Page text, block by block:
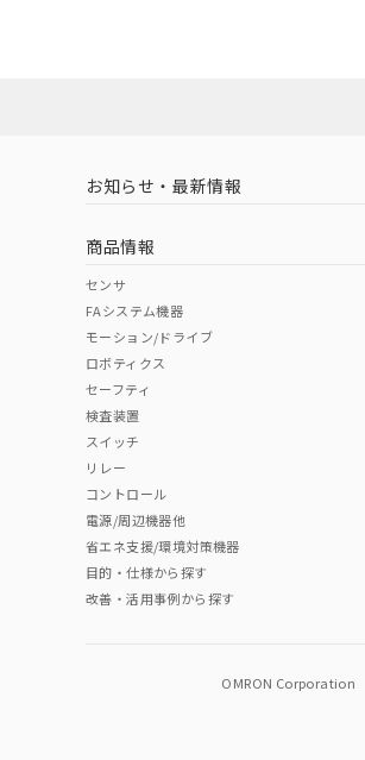
中国 RoHS 注意事項・凡例
中国 RoHS表
Pb Hg
"対応済み"や非含有の記載がされた
非含有品が必要な際は、弊社営業部
お知らせ・最新情報
商品情報
センサ
FAシステム機器
モーション/ドライブ
ロボティクス
セーフティ
検査装置
スイッチ
リレー
コントロール
電源/周辺機器他
省エネ支援/環境対策機器
目的・仕様から探す
改善・活用事例から探す
OMRON Corporation